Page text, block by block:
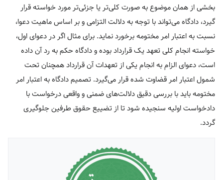
بخشی از همان موضوع به صورت کلی‌تر یا جزئی‌تر مورد خواسته قرار
گیرد، دادگاه می‌تواند با توجه به دلالت التزامی و بر اساس ماهیت دعوا،
نسبت به اعتبار امر مختومه برخورد نماید. برای مثال اگر در دعوای اول،
خواسته انجام کلی تعهد یک قرارداد بوده و دادگاه حکم به رد آن داده
است، دعوای الزام به انجام یکی از تعهدات آن قرارداد همچنان تحت
شمول اعتبار امر قضاوت شده قرار می‌گیرد. تصمیم دادگاه به اعتبار امر
مختومه باید با بررسی دقیق دلالت‌های ضمنی و واقعی درخواست با
دادخواست اولیه سنجیده شود تا از تضییع حقوق طرفین جلوگیری
گردد.